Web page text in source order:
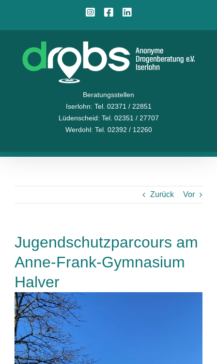
Instagram
Facebook
Beratungsstellen
Iserlohn: Tel. 02371 / 22851
Lüdenscheid: Tel. 02351 / 27707
Werdohl: Tel. 02392 / 12260
Zurück Vor
Jugendschutzparcours am
Anne-Frank-Gymnasium
Halver